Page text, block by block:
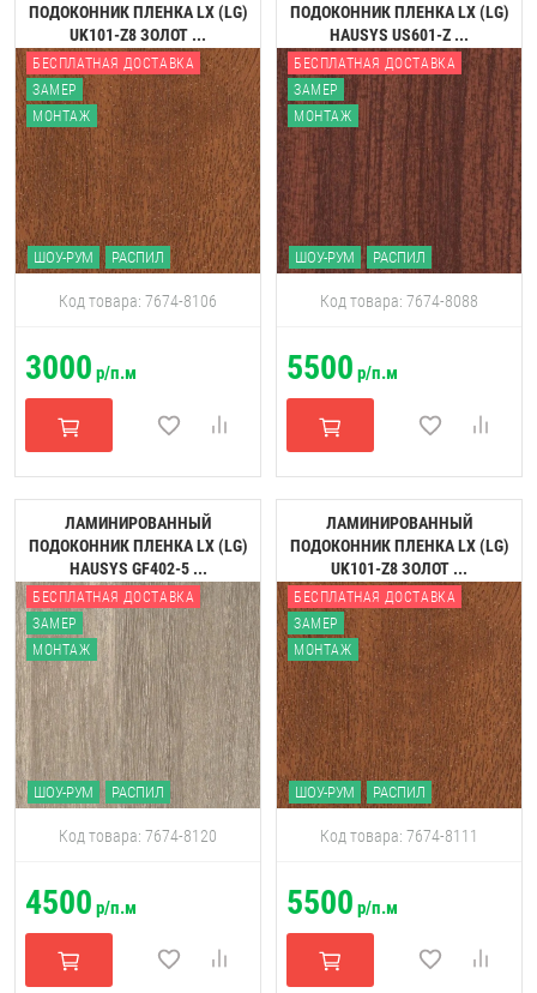
ПОДОКОННИК ПЛЕНКА LX (LG)
UK101-Z8 ЗОЛОТ ...
БЕСПЛАТНАЯ ДОСТАВКА
ЗАМЕР
МОНТАЖ
ШОУ-РУМ РАСПИЛ
Код товара: 7674-8106
3000 р/п.м
ПОДОКОННИК ПЛЕНКА LX (LG)
HAUSYS US601-Z ...
БЕСПЛАТНАЯ ДОСТАВКА
ЗАМЕР
МОНТАЖ
ШОУ-РУМ РАСПИЛ
Код товара: 7674-8088
5500 р/п.м
ЛАМИНИРОВАННЫЙ
ПОДОКОННИК ПЛЕНКА LX (LG)
HAUSYS GF402-5 ...
БЕСПЛАТНАЯ ДОСТАВКА
ЗАМЕР
МОНТАЖ
ШОУ-РУМ РАСПИЛ
Код товара: 7674-8120
4500 р/п.м
ЛАМИНИРОВАННЫЙ
ПОДОКОННИК ПЛЕНКА LX (LG)
UK101-Z8 ЗОЛОТ ...
БЕСПЛАТНАЯ ДОСТАВКА
ЗАМЕР
МОНТАЖ
ШОУ-РУМ РАСПИЛ
Код товара: 7674-8111
5500 р/п.м